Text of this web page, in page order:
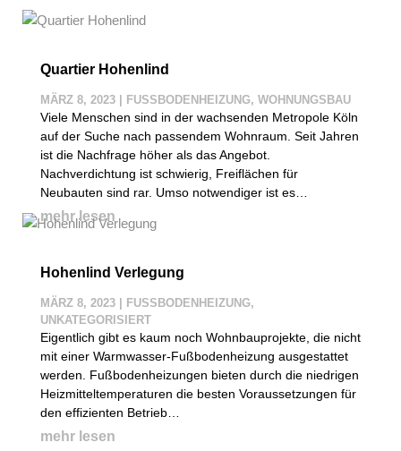
Quartier Hohenlind
MÄRZ 8, 2023| FUSSBODENHEIZUNG , WOHNUNGSBAU
Viele Menschen sind in der wachsenden Metropole Köln
auf der Suche nach passendem Wohnraum. Seit Jahren
ist die Nachfrage höher als das Angebot.
Nachverdichtung ist schwierig, Freiflächen für
Neubauten sind rar. Umso notwendiger ist es…
mehr lesen
Hohenlind Verlegung
MÄRZ 8, 2023| FUSSBODENHEIZUNG
,
UNKATEGORISIERT
Eigentlich gibt es kaum noch Wohnbauprojekte, die nicht
mit einer Warmwasser-Fußbodenheizung ausgestattet
werden. Fußbodenheizungen bieten durch die niedrigen
Heizmitteltemperaturen die besten Voraussetzungen für
den effizienten Betrieb…
mehr lesen